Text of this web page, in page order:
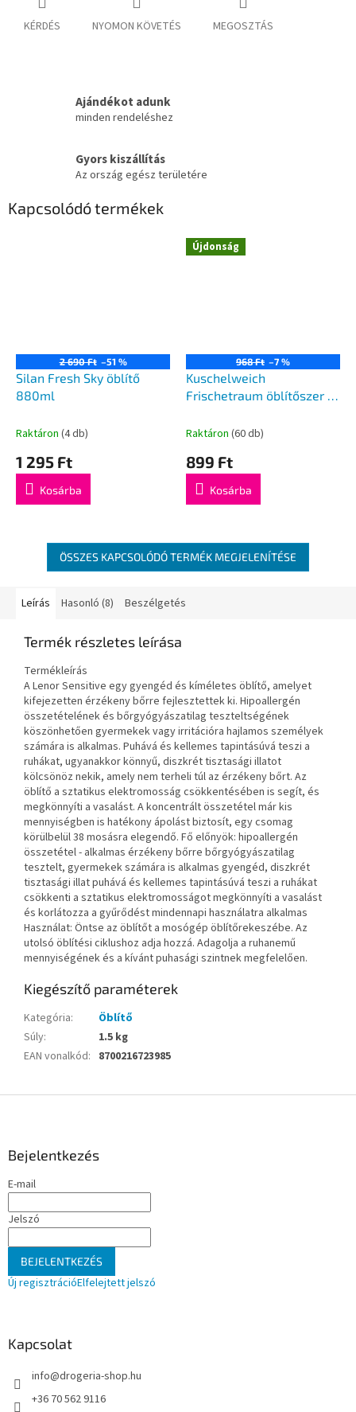
KÉRDÉS NYOMON KÖVETÉS MEGOSZTÁS
Ajándékot adunk
minden rendeléshez
Gyors kiszállítás
Az ország egész területére
Kapcsolódó termékek
2 690 Ft –51 %
Silan Fresh Sky öblítő
880ml
Raktáron (4 db)
1 295 Ft
Kosárba
Újdonság
968 Ft –7 %
Kuschelweich
Frischetraum öblítőszer 1l
Raktáron (60 db)
899 Ft
Kosárba
ÖSSZES KAPCSOLÓDÓ TERMÉK MEGJELENÍTÉSE
Leírás Hasonló (8) Beszélgetés
Termék részletes leírása
Termékleírás
A Lenor Sensitive egy gyengéd és kíméletes öblítő, amelyet
kifejezetten érzékeny bőrre fejlesztettek ki. Hipoallergén
összetételének és bőrgyógyászatilag teszteltségének
köszönhetően gyermekek vagy irritációra hajlamos személyek
számára is alkalmas. Puhává és kellemes tapintásúvá teszi a
ruhákat, ugyanakkor könnyű, diszkrét tisztasági illatot
kölcsönöz nekik, amely nem terheli túl az érzékeny bőrt. Az
öblítő a sztatikus elektromosság csökkentésében is segít, és
megkönnyíti a vasalást. A koncentrált összetétel már kis
mennyiségben is hatékony ápolást biztosít, egy csomag
körülbelül 38 mosásra elegendő. Fő előnyök: hipoallergén
összetétel - alkalmas érzékeny bőrre bőrgyógyászatilag
tesztelt, gyermekek számára is alkalmas gyengéd, diszkrét
tisztasági illat puhává és kellemes tapintásúvá teszi a ruhákat
csökkenti a sztatikus elektromosságot megkönnyíti a vasalást
és korlátozza a gyűrődést mindennapi használatra alkalmas
Használat: Öntse az öblítőt a mosógép öblítőrekeszébe. Az
utolsó öblítési ciklushoz adja hozzá. Adagolja a ruhanemű
mennyiségének és a kívánt puhasági szintnek megfelelően.
Kiegészítő paraméterek
Kategória:
Öblítő
Súly:
1.5 kg
EAN vonalkód: 8700216723985
Bejelentkezés
E-mail
Jelszó
BEJELENTKEZÉS
Új regisztrációElfelejtett jelszó
Kapcsolat
info@drogeria-shop.hu
+36 70 562 9116